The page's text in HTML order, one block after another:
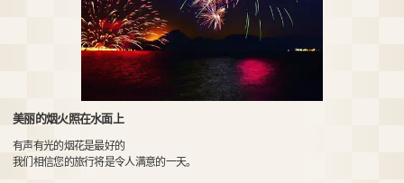
美丽的烟火照在水面上
有声有光的烟花是最好的
我们相信您的旅行将是令人满意的一天。